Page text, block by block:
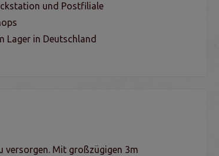
und Postfiliale
Lager in Deutschland
versorgen. Mit großzügigen 3m